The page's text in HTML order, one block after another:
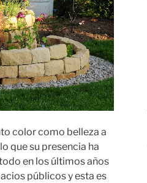
color como belleza a
que su presencia ha
en los últimos años
públicos y esta es